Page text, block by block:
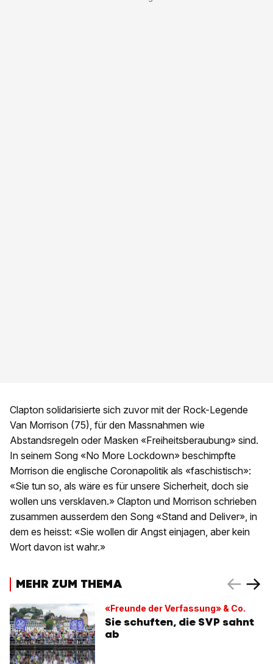
Clapton solidarisierte sich zuvor mit der Rock-Legende
Van Morrison (75), für den Massnahmen wie
Abstandsregeln oder Masken «Freiheitsberaubung» sind.
In seinem Song «No More Lockdown» beschimpfte
Morrison die englische Coronapolitik als «faschistisch»:
«Sie tun so, als wäre es für unsere Sicherheit, doch sie
wollen uns versklaven.» Clapton und Morrison schrieben
zusammen ausserdem den Song «Stand and Deliver», in
dem es heisst: «Sie wollen dir Angst einjagen, aber kein
Wort davon ist wahr.»
MEHR ZUM THEMA
«Freunde der Verfassung» & Co.
Sie schuften, die SVP sahnt
ab